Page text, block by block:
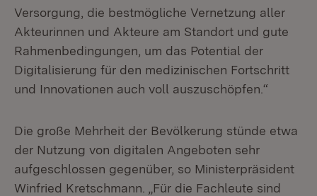
Versorgung, die bestmögliche Vernetzung aller
Akteurinnen und Akteure am Standort und gute
Rahmenbedingungen, um das Potential der
Digitalisierung für den medizinischen Fortschritt
und Innovationen auch voll auszuschöpfen.“
Die große Mehrheit der Bevölkerung stünde etwa
der Nutzung von digitalen Angeboten sehr
aufgeschlossen gegenüber, so Ministerpräsident
Winfried Kretschmann. „Für die Fachleute sind